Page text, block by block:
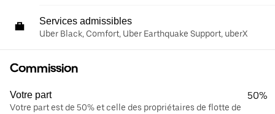
Services admissibles
Uber Black, Comfort, Uber Earthquake Support, uberX
Commission
Votre part
Votre part est de 50% et celle des propriétaires de flotte de
50%